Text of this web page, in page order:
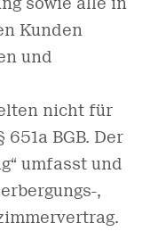
Kunden
und
nicht für
BGB. Der
umfasst und
,